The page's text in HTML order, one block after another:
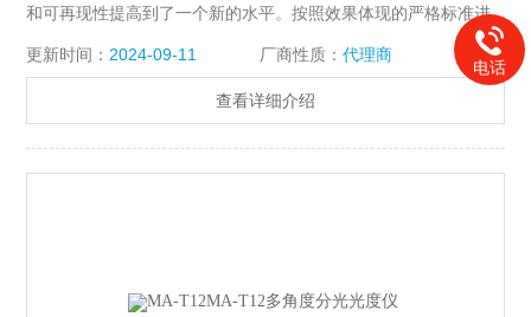
和可再现性提高到了一个新的水平。按照效果体现的严格标准进
更新时间： 2024-09-11 厂商性质： 代理商
查看详细介绍
电话